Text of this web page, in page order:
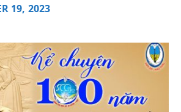
19, 2023